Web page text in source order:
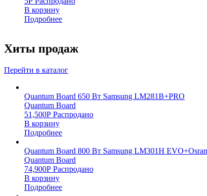
В корзину
Подробнее
Хиты продаж
Перейти в каталог
Quantum Board 650 Вт Samsung LM281B+PRO
Quantum Board
51,500Р Распродано
В корзину
Подробнее
Quantum Board 800 Вт Samsung LM301H
Quantum Board
74,900Р Распродано
В корзину
Подробнее